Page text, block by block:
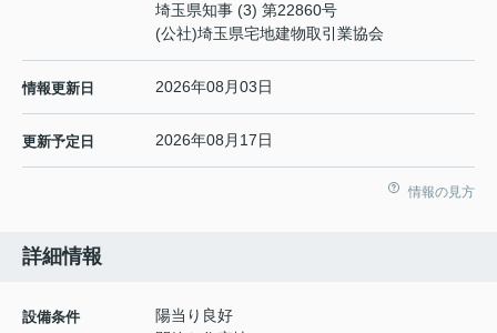
埼玉県知事 (3) 第22860号
(公社)埼玉県宅地建物取引業協会
情報更新日 2026年08月03日
更新予定日 2026年08月17日
情報の見方
詳細情報
設備条件
陽当り良好